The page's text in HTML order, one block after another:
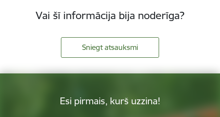
Vai šī informācija bija noderīga?
Sniegt atsauksmi
Esi pirmais, kurš uzzina!